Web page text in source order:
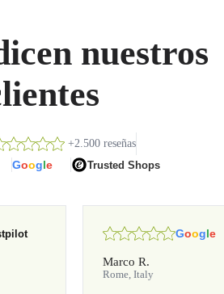
nuestros
+2.500 reseñas
Google Trusted Shops
Google
Marco R.
Rome, Italy